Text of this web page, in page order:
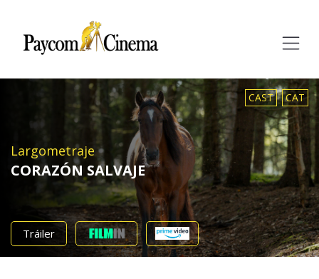
CAST CAT
Largometraje
CORAZÓN SALVAJE
Tráiler